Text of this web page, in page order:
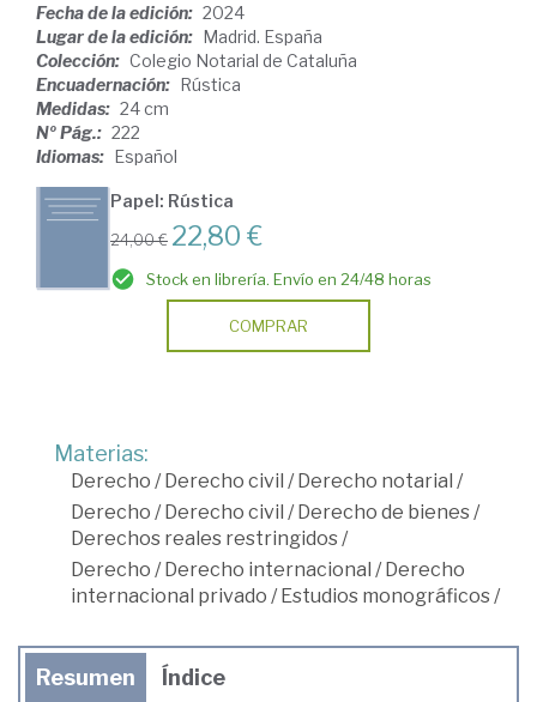
Fecha de la edición: 2024
Lugar de la edición: Madrid. España
Colección: Colegio Notarial de Cataluña
Encuadernación: Rústica
Medidas: 24 cm
Nº Pág.: 222
Idiomas: Español
Papel: Rústica
24,00 € 22,80 €
Stock en librería. Envío en 24/48 horas
COMPRAR
Materias:
Derecho /Derecho civil /Derecho notarial /
Derecho /Derecho civil /Derecho de bienes /
Derechos reales restringidos /
Derecho /Derecho internacional /Derecho
internacional privado /Estudios monográficos /
Resumen Índice